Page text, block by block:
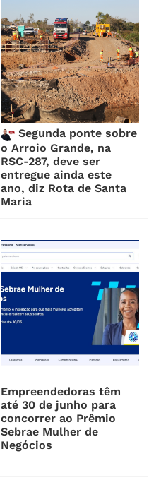
Segunda ponte sobre
o Arroio Grande, na
RSC-287, deve ser
entregue ainda este
ano, diz Rota de Santa
Maria
Empreendedoras têm
até 30 de junho para
concorrer ao Prêmio
Sebrae Mulher de
Negócios